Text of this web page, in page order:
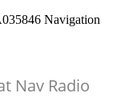
Navigation
Nav Radio